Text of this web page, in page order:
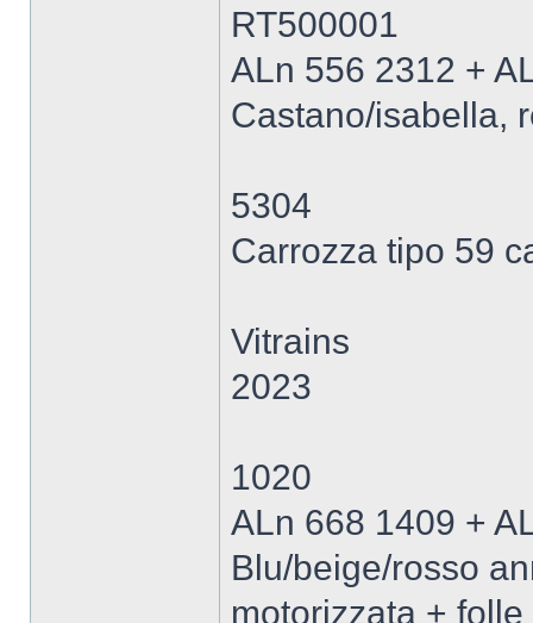
RT500001
ALn 556 2312 +
Castano/isabella,
5304
Carrozza tipo 59
Vitrains
2023
1020
ALn 668 1409 +
Blu/beige/rosso
motorizzata +